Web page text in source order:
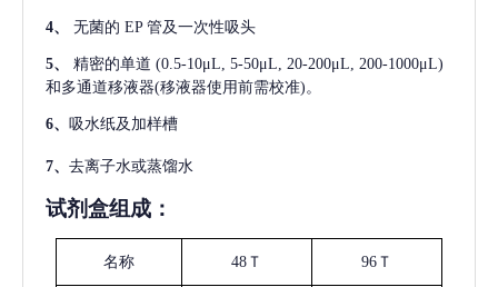
4、 无菌的 EP 管及一次性吸头
5、 精密的单道 (0.5-10μL, 5-50μL, 20-200μL, 200-1000μL)
和多通道移液器(移液器使用前需校准)。
6、 吸水纸及加样槽
7、 去离子水或蒸馏水
试剂盒组成：
名称 48Ｔ 96Ｔ